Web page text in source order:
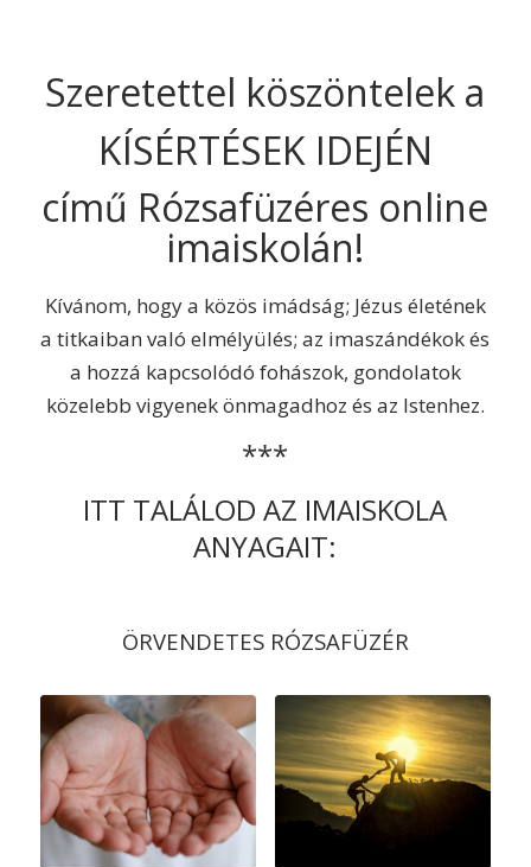
Szeretettel köszöntelek a
KÍSÉRTÉSEK IDEJÉN
című Rózsafüzéres online
imaiskolán!
Kívánom, hogy a közös imádság; Jézus életének
a titkaiban való elmélyülés; az imaszándékok és
a hozzá kapcsolódó fohászok, gondolatok
közelebb vigyenek önmagadhoz és az Istenhez.
***
ITT TALÁLOD AZ IMAISKOLA
ANYAGAIT:
ÖRVENDETES RÓZSAFÜZÉR